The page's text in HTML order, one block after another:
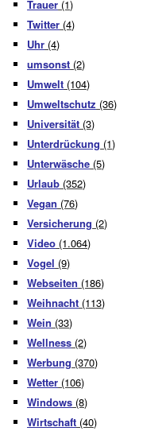
Trauer (1)
Twitter (4)
Uhr (4)
umsonst (2)
Umwelt (104)
Umweltschutz (36)
Universität (3)
Unterdrückung (1)
Unterwäsche (5)
Urlaub (352)
Vegan (76)
Versicherung (2)
Video (1.064)
Vogel (9)
Webseiten (186)
Weihnacht (113)
Wein (33)
Wellness (2)
Werbung (370)
Wetter (106)
Windows (8)
Wirtschaft (40)